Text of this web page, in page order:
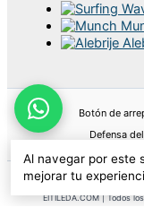
Botón de
Defensa
EITILEDA.COM | Todos
Al navegar por este
mejorar tu